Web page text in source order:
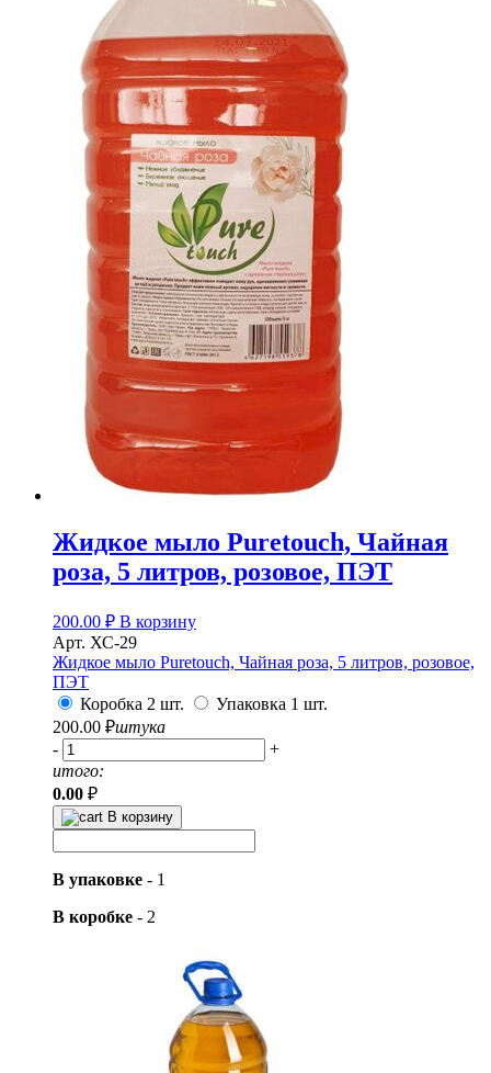
Жидкое мыло Puretouch, Чайная
роза, 5 литров, розовое, ПЭТ
200.00 ₽ В корзину
Арт. ХС-29
Жидкое мыло Puretouch, Чайная роза, 5 литров, розовое,
ПЭТ
Коробка 2 шт.
Упаковка 1 шт.
200.00 ₽штука
-
+
итого:
0.00 ₽
В корзину
В упаковке - 1
В коробке - 2